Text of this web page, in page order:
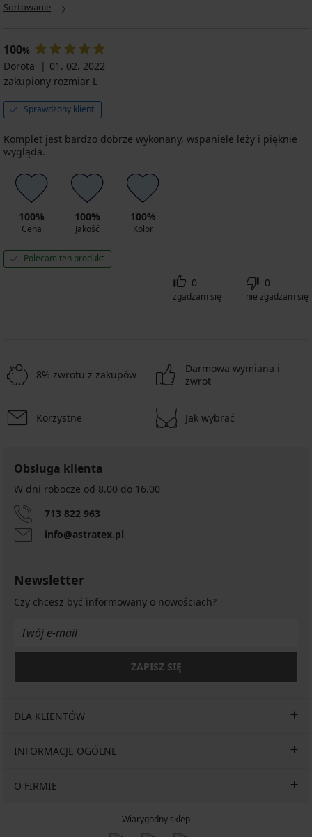
Sortowanie
100%
Dorota
01. 02. 2022
zakupiony rozmiar L
Sprawdzony klient
Komplet jest bardzo dobrze wykonany, wspaniele leży i pięknie
wygląda.
100%
Cena
100%
Jakość
100%
Kolor
Polecam ten produkt
0
zgadzam się
0
nie zgadzam się
8% zwrotu z zakupów
Darmowa wymiana i
zwrot
Korzystne Jak wybrać
Obsługa klienta
W dni robocze od 8.00 do 16.00
713 822 963
info@astratex.pl
Newsletter
Czy chcesz być informowany o nowościach?
ZAPISZ SIĘ
DLA KLIENTÓW
INFORMACJE OGÓLNE
O FIRMIE
Wiarygodny sklep